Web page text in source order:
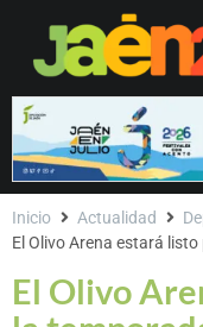
El Olivo
Inicio Actualidad
El Olivo Arena estará